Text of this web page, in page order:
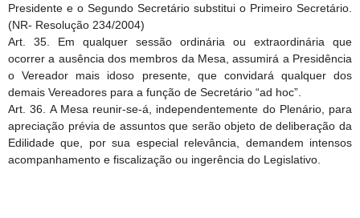
Presidente e o Segundo Secretário substitui o Primeiro Secretário.
(NR- Resolução 234/2004)
Art. 35. Em qualquer sessão ordinária ou extraordinária que
ocorrer a ausência dos membros da Mesa, assumirá a Presidência
o Vereador mais idoso presente, que convidará qualquer dos
demais Vereadores para a função de Secretário “ad hoc”.
Art. 36. A Mesa reunir-se-á, independentemente do Plenário, para
apreciação prévia de assuntos que serão objeto de deliberação da
Edilidade que, por sua especial relevância, demandem intensos
acompanhamento e fiscalização ou ingerência do Legislativo.